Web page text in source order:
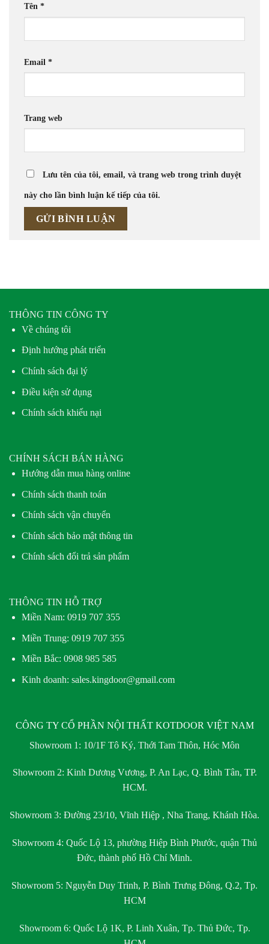
Tên *
Email *
Trang web
Lưu tên của tôi, email, và trang web trong trình duyệt
này cho lần bình luận kế tiếp của tôi.
THÔNG TIN CÔNG TY
Về chúng tôi
Định hướng phát triển
Chính sách đại lý
Điều kiện sử dụng
Chính sách khiếu nại
CHÍNH SÁCH BÁN HÀNG
Hướng dẫn mua hàng online
Chính sách thanh toán
Chính sách vận chuyển
Chính sách bảo mật thông tin
Chính sách đổi trả sản phẩm
THÔNG TIN HỖ TRỢ
Miền Nam: 0919 707 355
Miền Trung: 0919 707 355
Miền Bắc: 0908 985 585
Kinh doanh: sales.kingdoor@gmail.com
CÔNG TY CỔ PHẦN NỘI THẤT KOTDOOR VIỆT NAM
Showroom 1: 10/1F Tô Ký, Thới Tam Thôn, Hóc Môn
Showroom 2: Kinh Dương Vương, P. An Lạc, Q. Bình Tân, TP.
HCM.
Showroom 3: Đường 23/10, Vĩnh Hiệp , Nha Trang, Khánh Hòa.
Showroom 4: Quốc Lộ 13, phường Hiệp Bình Phước, quận Thủ
Đức, thành phố Hồ Chí Minh.
Showroom 5: Nguyễn Duy Trinh, P. Bình Trưng Đông, Q.2, Tp.
HCM
Showroom 6: Quốc Lộ 1K, P. Linh Xuân, Tp. Thủ Đức, Tp.